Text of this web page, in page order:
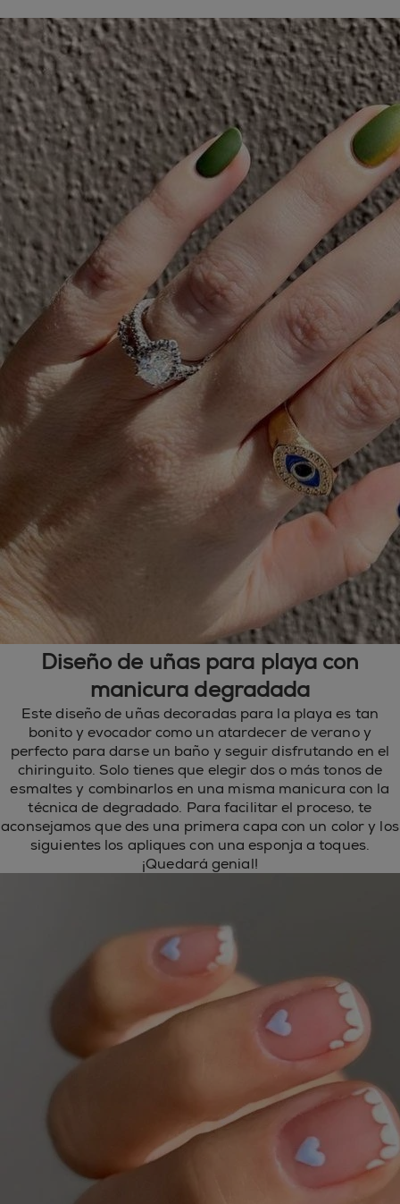
Diseño de uñas para playa con
manicura degradada
Este diseño de uñas decoradas para la playa es tan
bonito y evocador como un atardecer de verano y
perfecto para darse un baño y seguir disfrutando en el
chiringuito. Solo tienes que elegir dos o más tonos de
esmaltes y combinarlos en una misma manicura con la
técnica de degradado. Para facilitar el proceso, te
aconsejamos que des una primera capa con un color y los
siguientes los apliques con una esponja a toques.
¡Quedará genial!